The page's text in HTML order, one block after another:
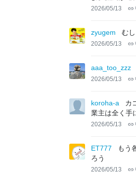
2026/05/13
zyugem む
2026/05/13
aaa_too_zzz
2026/05/13
koroha-a
カ
業主は全く手
2026/05/13
ET777
もう
ろう
2026/05/13